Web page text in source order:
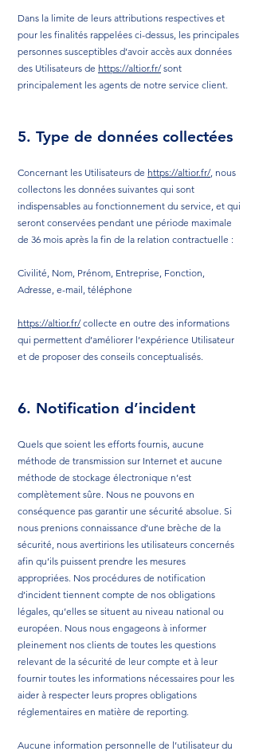
Dans la limite de leurs attributions respectives et
pour les finalités rappelées ci-dessus, les principales
personnes susceptibles d’avoir accès aux données
des Utilisateurs de https://altior.fr/sont
principalement les agents de notre service client.
5. Type de données collectées
Concernant les Utilisateurs de https://altior.fr/, nous
collectons les données suivantes qui sont
indispensables au fonctionnement du service, et qui
seront conservées pendant une période maximale
de 36 mois après la fin de la relation contractuelle :
Civilité, Nom, Prénom, Entreprise, Fonction,
Adresse, e-mail, téléphone
https://altior.fr/collecte en outre des informations
qui permettent d’améliorer l’expérience Utilisateur
et de proposer des conseils conceptualisés.
6. Notification d’incident
Quels que soient les efforts fournis, aucune
méthode de transmission sur Internet et aucune
méthode de stockage électronique n’est
complètement sûre. Nous ne pouvons en
conséquence pas garantir une sécurité absolue. Si
nous prenions connaissance d’une brèche de la
sécurité, nous avertirions les utilisateurs concernés
afin qu’ils puissent prendre les mesures
appropriées. Nos procédures de notification
d’incident tiennent compte de nos obligations
légales, qu’elles se situent au niveau national ou
européen. Nous nous engageons à informer
pleinement nos clients de toutes les questions
relevant de la sécurité de leur compte et à leur
fournir toutes les informations nécessaires pour les
aider à respecter leurs propres obligations
réglementaires en matière de reporting.
Aucune information personnelle de l’utilisateur du